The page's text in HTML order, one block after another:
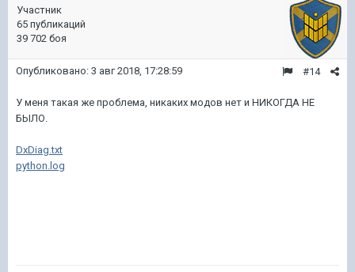
Участник
65 публикаций
39 702 боя
#14
Опубликовано: 3 авг 2018, 17:28:59
У меня такая же проблема, никаких модов нет и НИКОГДА НЕ
БЫЛО.
DxDiag.txt
python.log